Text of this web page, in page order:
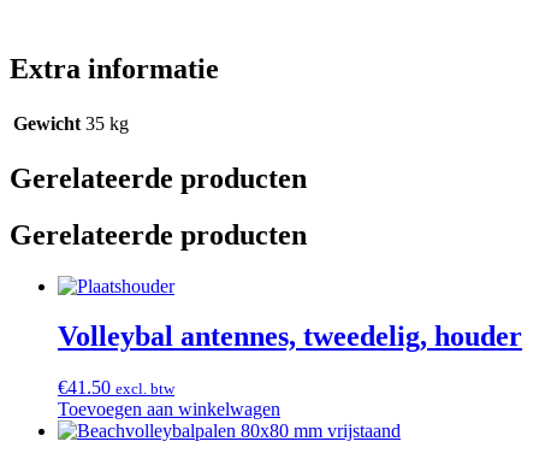
Extra informatie
Gewicht 35 kg
Gerelateerde producten
Gerelateerde producten
Volleybal antennes, tweedelig, houder
€41.50 excl. btw
Toevoegen aan winkelwagen